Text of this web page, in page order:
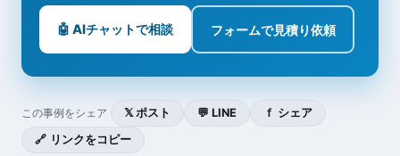
🤖 AIチャットで相談 フォームで見積り依頼
この事例をシェア 𝕏 ポスト 💬 LINE
ｆ シェア
🔗 リンクをコピー